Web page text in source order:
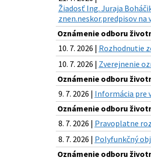
Žiadosť Ing. Juraja
znen.neskor.predpisov na
Oznámenie odboru
10. 7. 2026 | Rozhodnutie
10. 7. 2026 | Zverejnenie
Oznámenie odboru
9. 7. 2026 | Informácia pre
Oznámenie odboru
8. 7. 2026 | Pravoplatne
8. 7. 2026 | Polyfunkčný
Oznámenie odboru